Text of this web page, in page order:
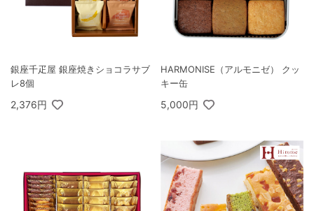
銀座千疋屋 銀座焼きショコラサブ
レ8個
2,376円
HARMONISE（アルモニゼ） クッ
キー缶
5,000円